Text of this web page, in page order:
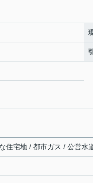
住宅地 / 都市ガス / 公営水